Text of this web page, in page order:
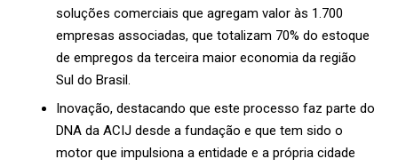
soluções comerciais que agregam valor às 1.700
empresas associadas, que totalizam 70% do estoque
de empregos da terceira maior economia da região
Sul do Brasil.
Inovação, destacando que este processo faz parte do
DNA da ACIJ desde a fundação e que tem sido o
motor que impulsiona a entidade e a própria cidade